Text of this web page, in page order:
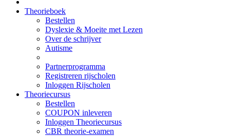
Theorieboek
Bestellen
Dyslexie & Moeite met Lezen
Over de schrijver
Autisme
Partnerprogramma
Registreren rijscholen
Inloggen Rijscholen
Theoriecursus
Bestellen
COUPON inleveren
Inloggen Theoriecursus
CBR theorie-examen